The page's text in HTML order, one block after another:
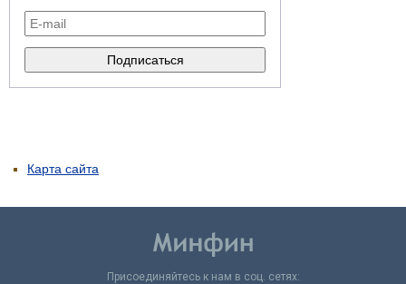
Карта сайта
Присоединяйтесь к нам в соц. сетях: